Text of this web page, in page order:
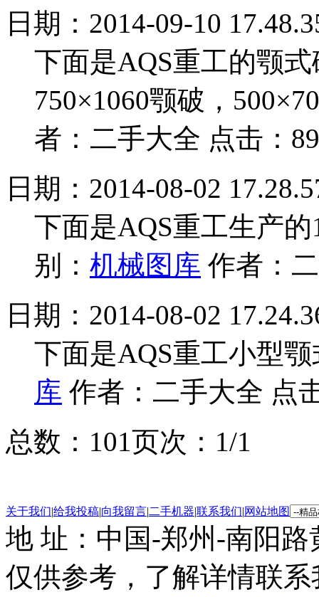
日期：2014-09-10
下面是AQS重工的颚
750×1060颚破，
者：二手大全 点击：89
日期：2014-08-02
下面是AQS重工生产
别： 机械图库 作者：
日期：2014-08-02
下面是AQS重工小型
库 作者：二手大全 点
总数：101页次：1/1
关于我们|给我投稿|向我留言|二手机器|联系我们|网站地图
地 址：中国-郑州-南阳
仅供参考，了解详情联系